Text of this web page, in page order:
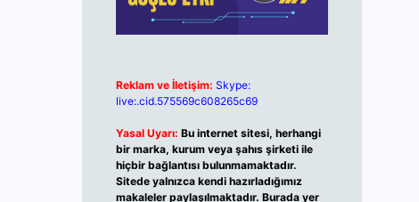
Reklam ve İletişim: Skype:
live:.cid.575569c608265c69
Yasal Uyarı: Bu internet sitesi, herhangi
bir marka, kurum veya şahıs şirketi ile
hiçbir bağlantısı bulunmamaktadır.
Sitede yalnızca kendi hazırladığımız
makaleler paylaşılmaktadır. Burada yer